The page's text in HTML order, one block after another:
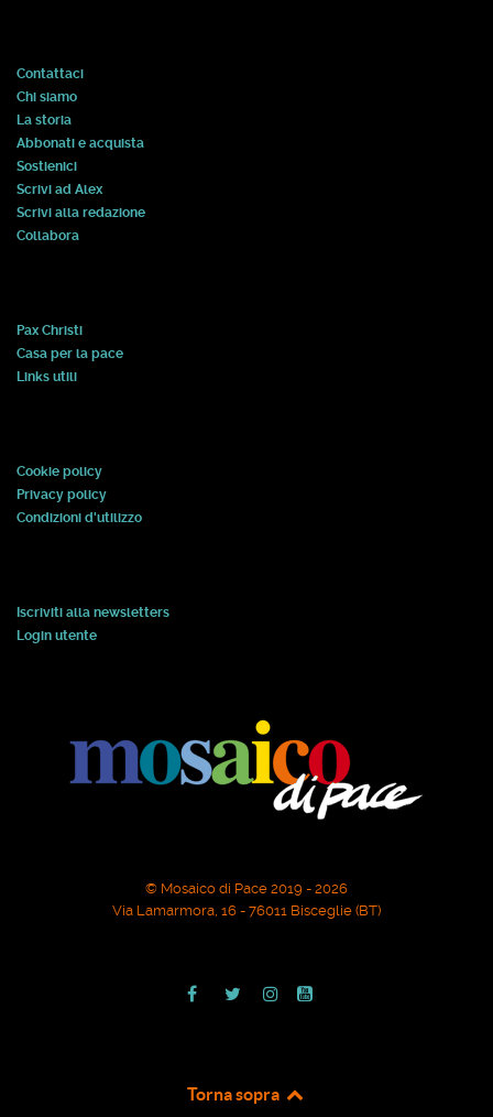
Contattaci
Chi siamo
La storia
Abbonati e acquista
Sostienici
Scrivi ad Alex
Scrivi alla redazione
Collabora
Pax Christi
Casa per la pace
Links utili
Cookie policy
Privacy policy
Condizioni d'utilizzo
Iscriviti alla newsletters
Login utente
© Mosaico di Pace 2019 - 2026
Via Lamarmora, 16 - 76011 Bisceglie (BT)
Torna sopra